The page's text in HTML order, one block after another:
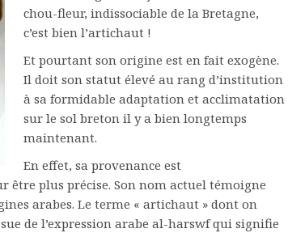
chou-fleur, indissociable de la Bretagne,
c’est bien l’artichaut !
Et pourtant son origine est en fait exogène.
Il doit son statut élevé au rang d’institution
à sa formidable adaptation et acclimatation
sur le sol breton il y a bien longtemps
maintenant.
En effet, sa provenance est
être plus précise. Son nom actuel témoigne
arabes. Le terme « artichaut » dont on
de l’expression arabe al-harswf qui signifie